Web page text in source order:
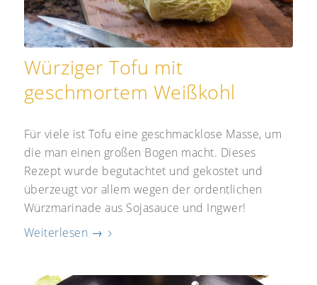
Würziger Tofu mit
geschmortem Weißkohl
Für viele ist Tofu eine geschmacklose Masse, um
die man einen großen Bogen macht. Dieses
Rezept wurde begutachtet und gekostet und
überzeugt vor allem wegen der ordentlichen
Würzmarinade aus Sojasauce und Ingwer!
Weiterlesen →